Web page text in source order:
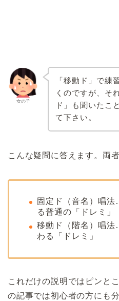
女の子
「移動ド」で練
くのですが、そ
ド」も聞いたこ
て下さい。
こんな疑問に答えます。両
固定ド（音名）唱
る普通の「ドレミ」
移動ド（階名）唱
わる「ドレミ」
これだけの説明ではピンと
の記事では初心者の方にも